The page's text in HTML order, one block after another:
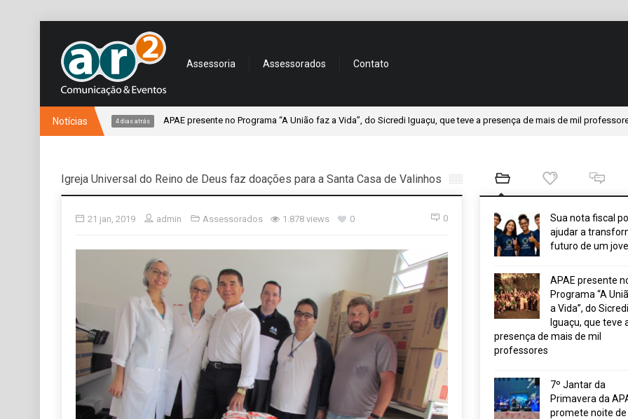
Assessoria Assessorados Contato
Notícias4 dias atrás APAE presente no Programa “A União faz a Vida”, do Sicredi Iguaçu, que teve a presença de mais de mil professores
Igreja Universal do Reino de Deus faz doações para a Santa Casa de Valinhos
21 jan, 2019 admin Assessorados 1.878 views 0 0
Sua nota fiscal
ajudar a
futuro de um
APAE presente
Programa “A
a Vida”, do Sicredi
Iguaçu, que teve
presença de mais de mil
professores
7º Jantar da
Primavera da
promete noite de